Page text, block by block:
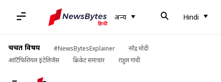
अन्य Hindi
चर्चित विषय #NewsBytesExplainer
नरेंद्र मोदी
आर्टिफिशियल इंटेलिजेंस
क्रिकेट समाचार राहुल गांधी